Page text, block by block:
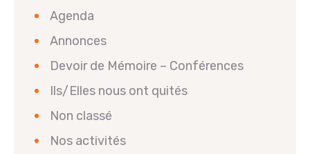
Agenda
Annonces
Devoir de Mémoire – Conférences
Ils/Elles nous ont quités
Non classé
Nos activités